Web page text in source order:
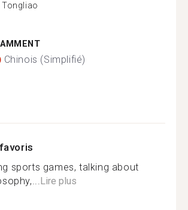
Tongliao
Chinois (Simplifié)
sports games, talking about
Lire plus